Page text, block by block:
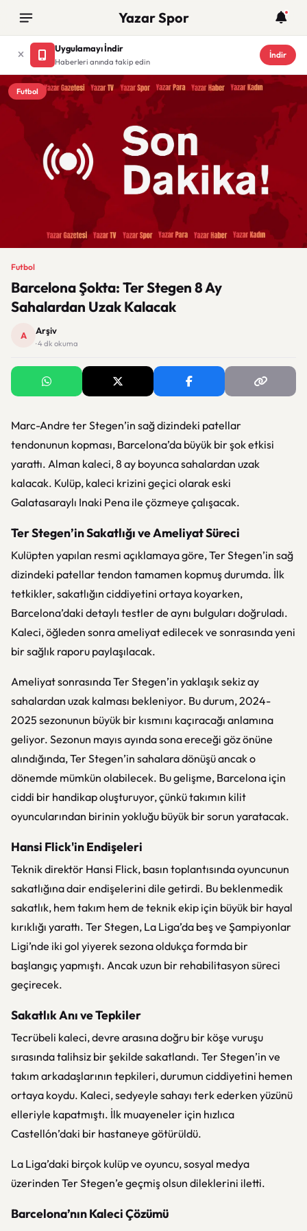
Yazar Spor
Uygulamayı İndir
Haberleri anında takip edin
İndir
Futbol
Futbol
Barcelona Şokta: Ter Stegen 8 Ay
Sahalardan Uzak Kalacak
A Arşiv
· 4 dk okuma
Marc-Andre ter Stegen’in sağ dizindeki patellar
tendonunun kopması, Barcelona’da büyük bir şok etkisi
yarattı. Alman kaleci, 8 ay boyunca sahalardan uzak
kalacak. Kulüp, kaleci krizini geçici olarak eski
Galatasaraylı Inaki Pena ile çözmeye çalışacak.
Ter Stegen’in Sakatlığı ve Ameliyat Süreci
Kulüpten yapılan resmi açıklamaya göre, Ter Stegen’in sağ
dizindeki patellar tendon tamamen kopmuş durumda. İlk
tetkikler, sakatlığın ciddiyetini ortaya koyarken,
Barcelona’daki detaylı testler de aynı bulguları doğruladı.
Kaleci, öğleden sonra ameliyat edilecek ve sonrasında yeni
bir sağlık raporu paylaşılacak.
Ameliyat sonrasında Ter Stegen’in yaklaşık sekiz ay
sahalardan uzak kalması bekleniyor. Bu durum, 2024-
2025 sezonunun büyük bir kısmını kaçıracağı anlamına
geliyor. Sezonun mayıs ayında sona ereceği göz önüne
alındığında, Ter Stegen’in sahalara dönüşü ancak o
dönemde mümkün olabilecek. Bu gelişme, Barcelona için
ciddi bir handikap oluşturuyor, çünkü takımın kilit
oyuncularından birinin yokluğu büyük bir sorun yaratacak.
Hansi Flick'in Endişeleri
Teknik direktör Hansi Flick, basın toplantısında oyuncunun
sakatlığına dair endişelerini dile getirdi. Bu beklenmedik
sakatlık, hem takım hem de teknik ekip için büyük bir hayal
kırıklığı yarattı. Ter Stegen, La Liga’da beş ve Şampiyonlar
Ligi’nde iki gol yiyerek sezona oldukça formda bir
başlangıç yapmıştı. Ancak uzun bir rehabilitasyon süreci
geçirecek.
Sakatlık Anı ve Tepkiler
Tecrübeli kaleci, devre arasına doğru bir köşe vuruşu
sırasında talihsiz bir şekilde sakatlandı. Ter Stegen’in ve
takım arkadaşlarının tepkileri, durumun ciddiyetini hemen
ortaya koydu. Kaleci, sedyeyle sahayı terk ederken yüzünü
elleriyle kapatmıştı. İlk muayeneler için hızlıca
Castellón’daki bir hastaneye götürüldü.
La Liga’daki birçok kulüp ve oyuncu, sosyal medya
üzerinden Ter Stegen’e geçmiş olsun dileklerini iletti.
Barcelona’nın Kaleci Çözümü